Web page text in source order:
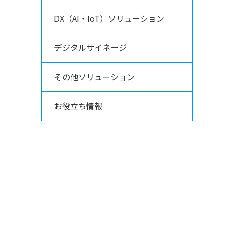
DX（AI・IoT）ソリューション
デジタルサイネージ
その他ソリューション
お役立ち情報